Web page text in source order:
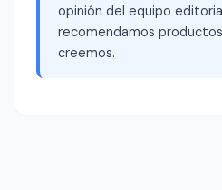
opinión del equipo
recomendamos
creemos.